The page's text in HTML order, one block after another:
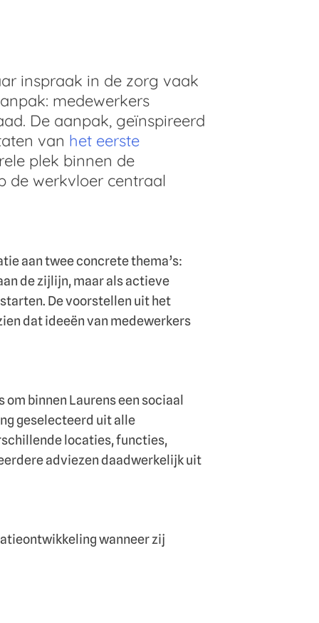
inspraak in de zorg vaak
medewerkers
De aanpak, geïnspireerd
van het eerste
plek binnen de
de werkvloer centraal
aan twee concrete thema’s:
de zijlijn, maar als actieve
De voorstellen uit het
dat ideeën van medewerkers
binnen Laurens een sociaal
geselecteerd uit alle
locaties, functies,
adviezen daadwerkelijk uit
wanneer zij